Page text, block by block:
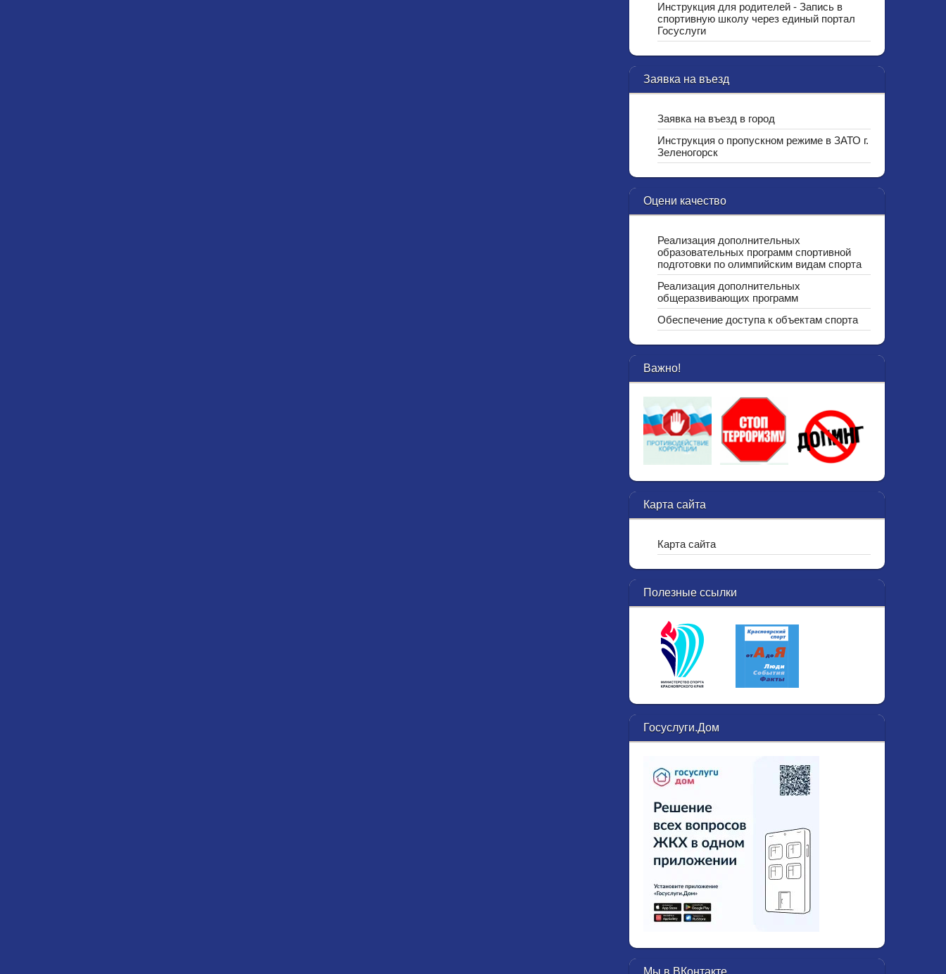
Инструкция для родителей - Запись в
спортивную школу через единый портал
Госуслуги
Заявка на въезд
Заявка на въезд в город
Инструкция о пропускном режиме в ЗАТО г.
Зеленогорск
Оцени качество
Реализация дополнительных
образовательных программ спортивной
подготовки по олимпийским видам спорта
Реализация дополнительных
общеразвивающих программ
Обеспечение доступа к объектам спорта
Важно!
Карта сайта
Карта сайта
Полезные ссылки
Госуслуги.Дом
Мы в ВКонтакте